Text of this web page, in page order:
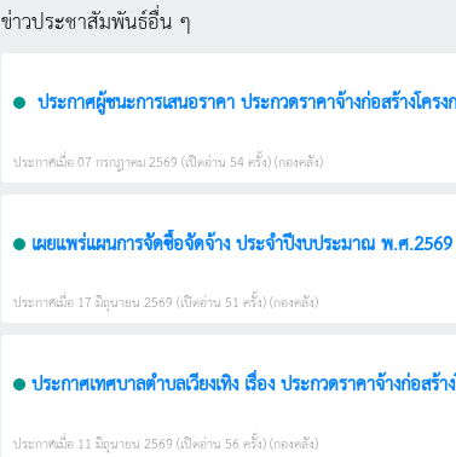
ข่าวประชาสัมพันธ์อื่น ๆ
ประกาศผู้ชนะการเสนอราคา ประกวดราคาจ้างก่อสร้างโค
ประกาศเมื่อ 07 กรกฎาคม 2569 (เปิดอ่าน 54 ครั้ง) (กองคลัง)
เผยแพร่แผนการจัดซื้อจัดจ้าง ประจำปีงบประมาณ พ.ศ.2569
ประกาศเมื่อ 17 มิถุนายน 2569 (เปิดอ่าน 51 ครั้ง) (กองคลัง)
ประกาศเทศบาลตำบลเวียงเทิง เรื่อง ประกวดราคาจ้างก่อส
ประกาศเมื่อ 11 มิถุนายน 2569 (เปิดอ่าน 56 ครั้ง) (กองคลัง)